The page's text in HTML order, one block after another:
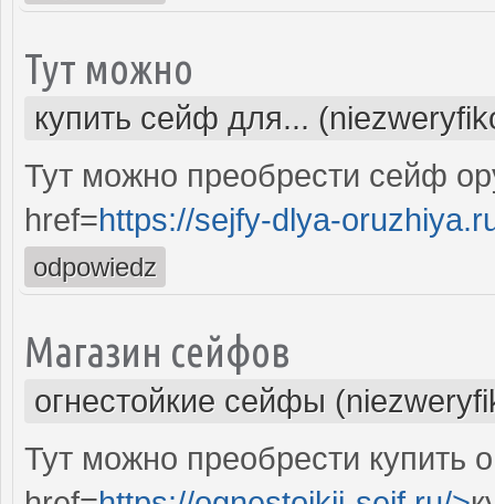
Тут можно
купить сейф для...
Тут можно преобрести сейф
href=https://sejfy-dlya-
odpowiedz
Магазин сейфов
огнестойкие сейфы
Тут можно преобрести купить